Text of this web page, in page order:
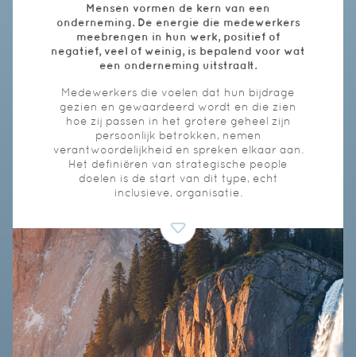
Mensen vormen de kern van een
onderneming. De energie die medewerkers
meebrengen in hun werk, positief of
negatief, veel of weinig, is bepalend voor wat
een onderneming uitstraalt.
Medewerkers die voelen dat hun bijdrage
gezien en gewaardeerd wordt en die zien
hoe zij passen in het grotere geheel zijn
persoonlijk betrokken, nemen
verantwoordelijkheid en spreken elkaar aan.
Het definiëren van strategische people
doelen is de start van dit type, echt
inclusieve, organisatie.